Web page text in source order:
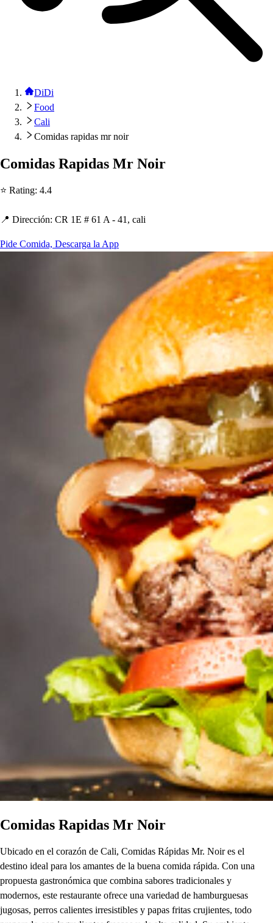
DiDi
Food
Cali
Comidas rapidas mr noir
Comidas Rapidas Mr Noir
⭐ Rating: 4.4
📍 Dirección: CR 1E # 61 A - 41, cali
Pide Comida, Descarga la App
Comidas Rapidas Mr Noir
Ubicado en el corazón de Cali, Comidas Rápidas Mr. Noir es el
destino ideal para los amantes de la buena comida rápida. Con una
propuesta gastronómica que combina sabores tradicionales y
modernos, este restaurante ofrece una variedad de hamburguesas
jugosas, perros calientes irresistibles y papas fritas crujientes, todo